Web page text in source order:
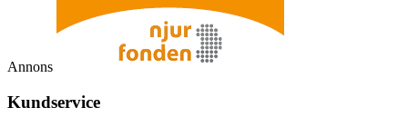
Annons
Kundservice